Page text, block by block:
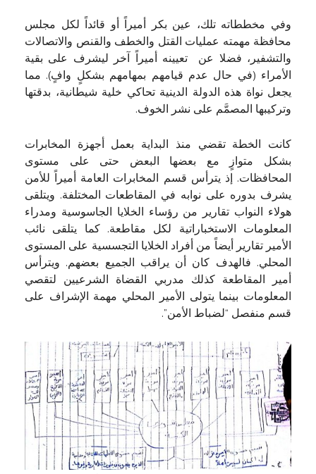
وفي مخططاته تلك، عين بكر أميراً أو قائداً لكل مجلس
محافظة مهمته عمليات القتل والخطف والقنص والاتصالات
والتشفير، فضلا عن تعيينه أميراً آخر ليشرف على بقية
الأمراء (في حال عدم قيامهم بمهامهم بشكلٍ وافٍ). مما
يجعل نواة هذه الدولة الدينية تحاكي خلية شيطانية، بدقتها
وتركيبها المصمَّم على نشر الخوف.
كانت الخطة تقضي منذ البداية بعمل أجهزة المخابرات
بشكل متوازٍ مع بعضها البعض حتى على مستوى
المحافظات. إذ يترأس قسم المخابرات العامة أميراً للأمن
يشرف بدوره على نوابه في المقاطعات المختلفة. ويتلقى
هولاء النواب تقارير من رؤساء الخلايا الجاسوسية ومدراء
المعلومات الاستخباراتية لكل مقاطعة. كما يتلقى نائب
الأمير تقارير أيضاً من أفراد الخلايا التجسسية على المستوى
المحلي. فالهدف كان أن يراقب الجميع بعضهم. ويترأس
أمير المقاطعة كذلك مدربي القضاة الشرعيين لتقصي
المعلومات بينما يتولى الأمير المحلي مهمة الإشراف على
قسم منفصل “لضباط الأمن”.